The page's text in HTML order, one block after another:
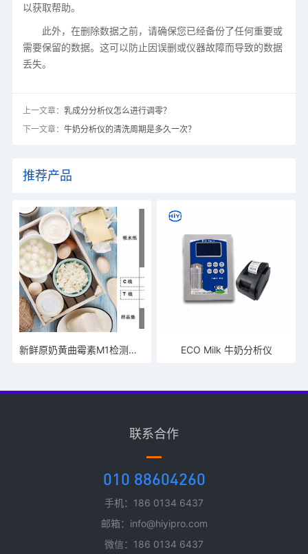
以获取帮助。
此外，在删除数据之前，请确保您已经备份了任何重要或
需要保留的数据。这可以防止因误删或仪器故障而导致的数据
丢失。
上一文章： 乳成分分析仪怎么进行调零？
下一文章： 牛奶分析仪的清洗周期是多久一次？
推荐产品
新鲜原奶黄曲霉素M1检测试纸条 ECO Milk 牛奶分析仪
联系合作
010 88604260
手机：186 0134 6437
邮箱：info@hiyipro.com
微信：186 0134 6437